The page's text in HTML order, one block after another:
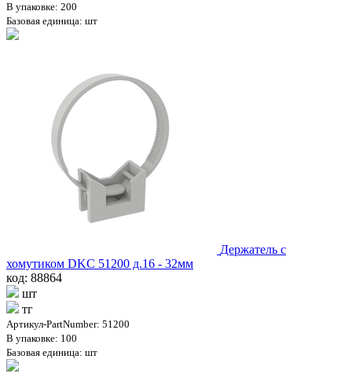
В упаковке: 200
Базовая единица: шт
Держатель с
хомутиком DKC 51200 д.16 - 32мм
код: 88864
шт
тг
Артикул-PartNumber: 51200
В упаковке: 100
Базовая единица: шт